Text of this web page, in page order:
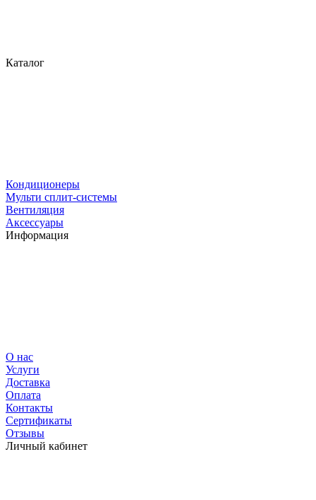
Каталог
Кондиционеры
Мульти сплит-системы
Вентиляция
Аксессуары
Информация
О нас
Услуги
Доставка
Оплата
Контакты
Сертификаты
Отзывы
Личный кабинет